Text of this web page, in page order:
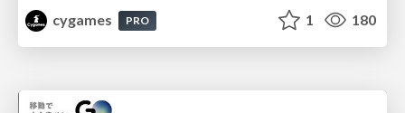
cygames
PRO 1 180